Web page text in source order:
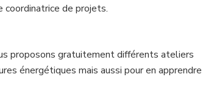
coordinatrice de projets.
proposons gratuitement différents ateliers
énergétiques mais aussi pour en apprendre